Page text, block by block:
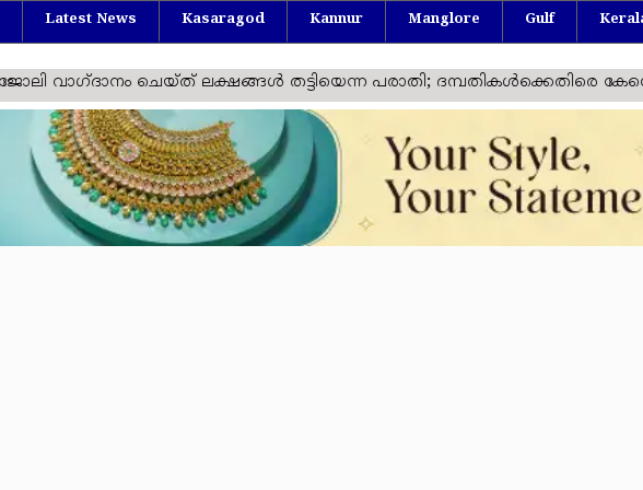
Latest News Kasaragod Kannur Manglore Gulf